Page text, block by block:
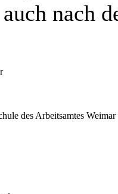
nach
des Arbeitsamtes Weimar